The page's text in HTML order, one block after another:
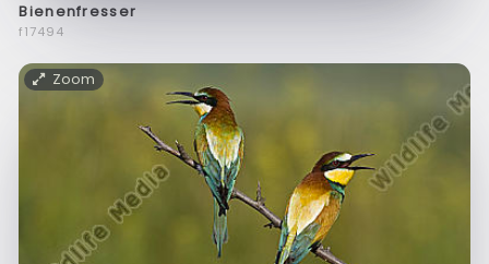
Bienenfresser
f17494
Zoom